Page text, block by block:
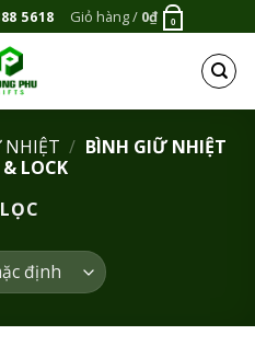
5618 Giỏ hàng / 0₫ 0
NHIỆT / BÌNH GIỮ NHIỆT
LOCK
LỌC